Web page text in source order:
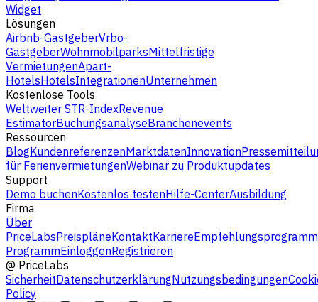
Widget
Lösungen
Airbnb-GastgeberVrbo-
GastgeberWohnmobilparksMittelfristige
VermietungenApart-
HotelsHotelsIntegrationenUnternehmen
Kostenlose Tools
Weltweiter STR-IndexRevenue
EstimatorBuchungsanalyseBranchenevents
Ressourcen
BlogKundenreferenzenMarktdatenInnovation
für FerienvermietungenWebinar zu Produktupdates
Support
Demo buchenKostenlos testenHilfe-CenterAusbildung
Firma
Über
PriceLabsPreispläneKontaktKarriereEmpfehlungsprogramm
ProgrammEinloggenRegistrieren
@ PriceLabs
SicherheitDatenschutzerklärungNutzungsbedingungen
Policy